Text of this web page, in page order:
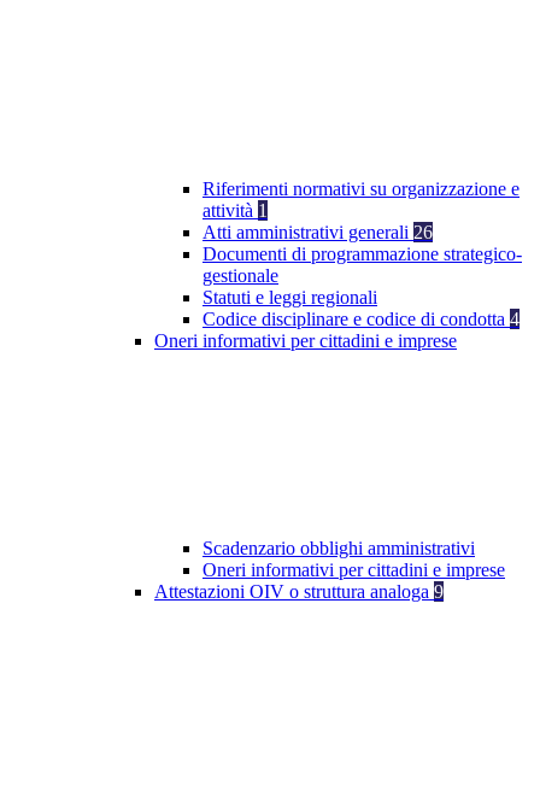
Riferimenti normativi su organizzazione e
attività 1
Atti amministrativi generali 26
Documenti di programmazione strategico-
gestionale
Statuti e leggi regionali
Codice disciplinare e codice di condotta 4
Oneri informativi per cittadini e imprese
Scadenzario obblighi amministrativi
Oneri informativi per cittadini e imprese
Attestazioni OIV o struttura analoga 9